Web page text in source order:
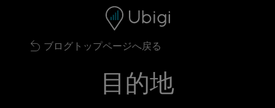
ナビゲーションバー
ブログトップページへ戻る
目的地